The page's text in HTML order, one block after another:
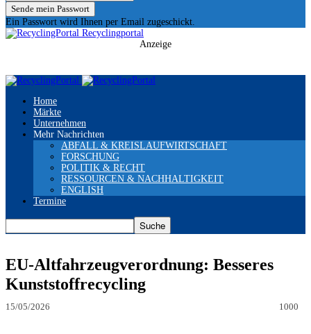
Ein Passwort wird Ihnen per Email zugeschickt.
Recyclingportal
Anzeige
Home
Märkte
Unternehmen
Mehr Nachrichten
ABFALL & KREISLAUFWIRTSCHAFT
FORSCHUNG
POLITIK & RECHT
RESSOURCEN & NACHHALTIGKEIT
ENGLISH
Termine
EU-Altfahrzeugverordnung: Besseres
Kunststoffrecycling
15/05/2026 1000